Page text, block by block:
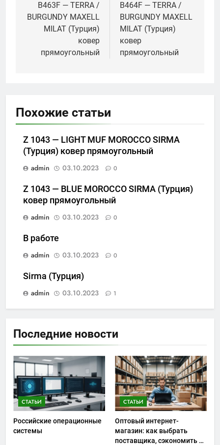
по
записям
B463F — TERRA /
BURGUNDY MAXELL
MILAT (Турция)
ковер
прямоугольный
B464F — TERRA /
BURGUNDY MAXELL
MILAT (Турция)
ковер
прямоугольный
Похожие статьи
Z 1043 — LIGHT MUF MOROCCO SIRMA
(Турция) ковер прямоугольный
admin
03.10.2023 0
Z 1043 — BLUE MOROCCO SIRMA (Турция)
ковер прямоугольный
admin
03.10.2023 0
В работе
admin
03.10.2023 0
Sirma (Турция)
admin
03.10.2023 1
Последние новости
СТАТЬИ
Российские операционные
системы
СТАТЬИ
Оптовый интернет-
магазин: как выбрать
поставщика, сэкономить на